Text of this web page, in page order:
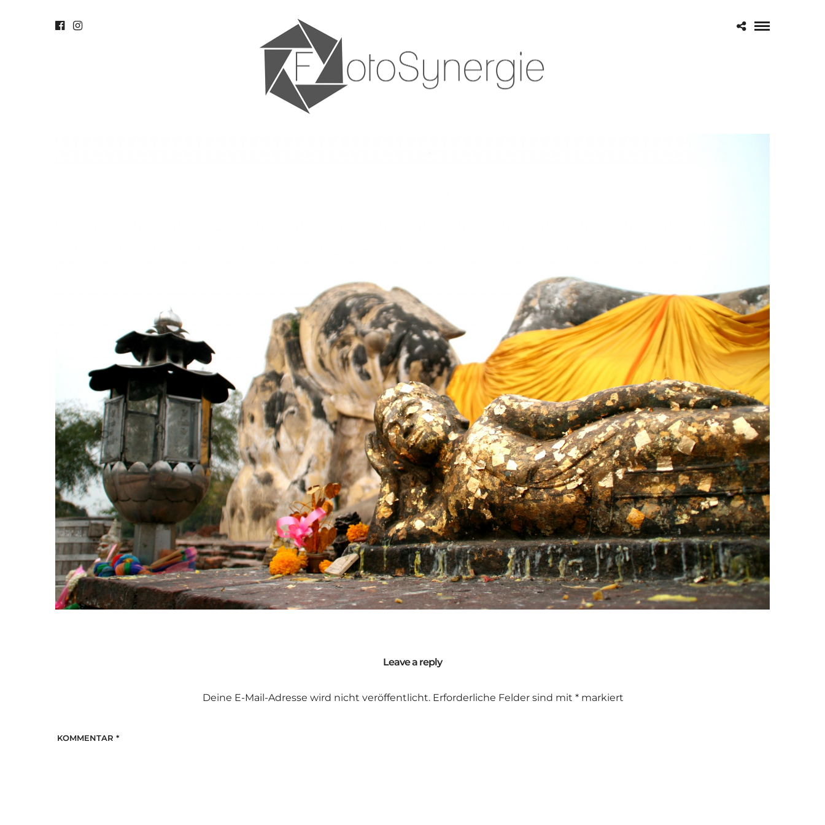
Leave a reply
Deine E-Mail-Adresse wird nicht veröffentlicht. Erforderliche Felder sind mit* markiert
KOMMENTAR *